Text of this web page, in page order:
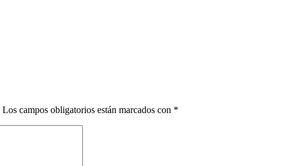
Los campos obligatorios están marcados con *